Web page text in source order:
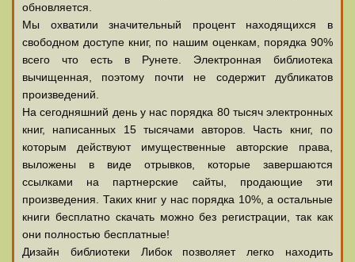
обновляется.
Мы охватили значительный процент находящихся в
свободном доступе книг, по нашим оценкам, порядка 90%
всего что есть в Рунете. Электронная библиотека
вычищенная, поэтому почти не содержит дубликатов
произведений.
На сегодняшний день у нас порядка 80 тысяч электронных
книг, написанных 15 тысячами авторов. Часть книг, по
которым действуют имущественные авторские права,
выложены в виде отрывков, которые завершаются
ссылками на партнерские сайты, продающие эти
произведения. Таких книг у нас порядка 10%, а остальные
книги бесплатно скачать можно без регистрации, так как
они полностью бесплатные!
Дизайн библиотеки Либок позволяет легко находить